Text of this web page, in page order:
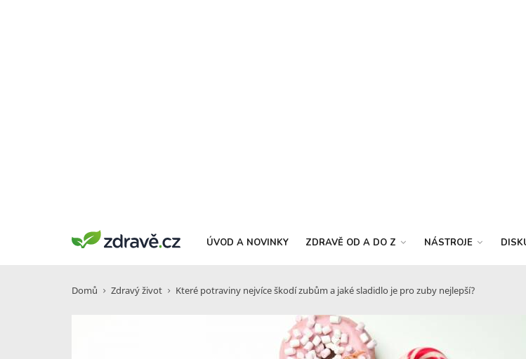
ÚVOD A NOVINKY ZDRAVĚ OD A DO Z NÁSTROJE
Domů Zdravý život Které potraviny nejvíce škodí zubům a jaké sladidlo je pro zuby nejlepší?